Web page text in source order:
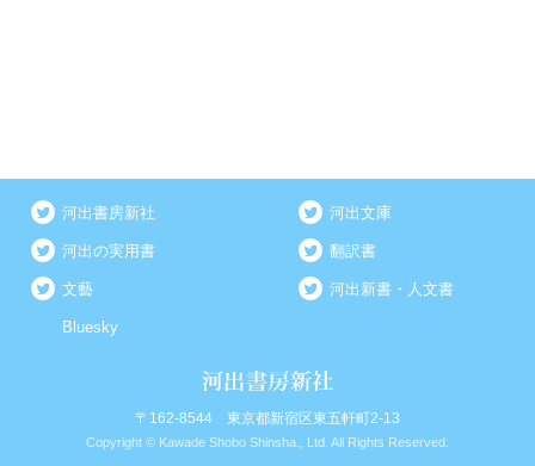
河出書房新社 河出文庫
河出の実用書 翻訳書
文藝 河出新書・人文書
Bluesky
〒162-8544 東京都新宿区東五軒町2-13
Copyright © Kawade Shobo Shinsha., Ltd. All Rights Reserved.